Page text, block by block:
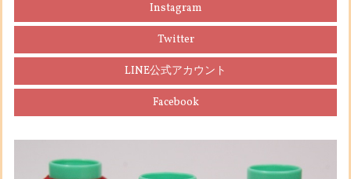
Instagram
Twitter
LINE公式アカウント
Facebook